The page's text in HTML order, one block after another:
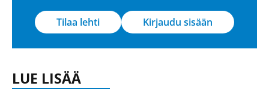
Tilaa lehti Kirjaudu sisään
LUE LISÄÄ